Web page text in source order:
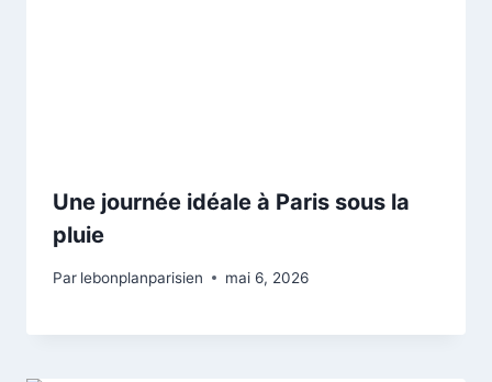
Une journée idéale à Paris sous la
pluie
Par lebonplanparisien mai 6, 2026